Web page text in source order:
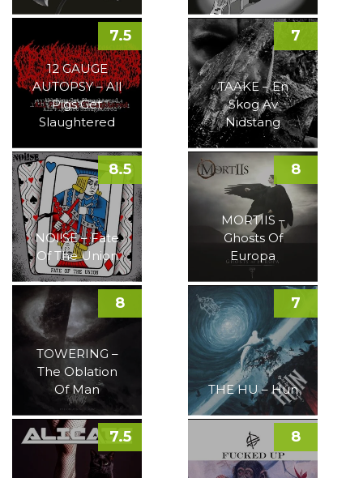
12 GAUGE
AUTOPSY – All
Pigs Get
Slaughtered
7.5
TAAKE – En
Skog Av
Nidstang
7
NOI!SE – Fate
Of The Union
8.5
MORTIIS –
Ghosts Of
Europa
8
TOWERING –
The Oblation
Of Man
8
THE HU – Hun
7
7.5 8